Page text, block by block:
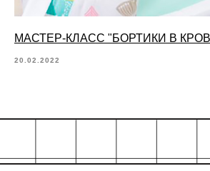
МАСТЕР-КЛАСС "БОРТИКИ В
20.02.2022